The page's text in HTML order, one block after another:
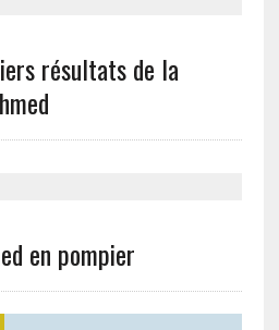
résultats de la
en pompier